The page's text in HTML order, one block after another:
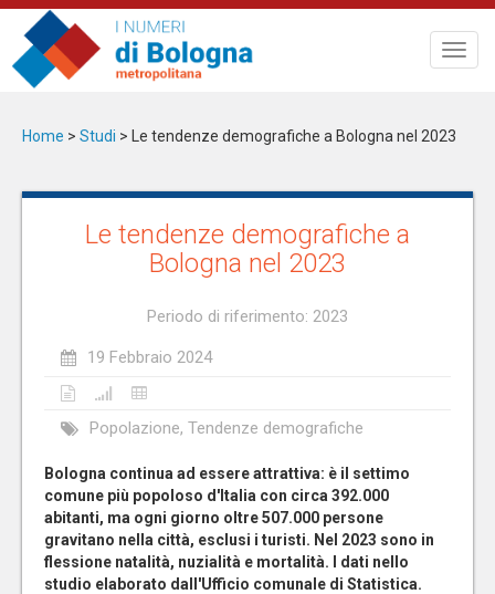
Salta
contenuto
principale
Home > Studi > Le tendenze demografiche a Bologna nel 2023
Le tendenze demografiche a
Bologna nel 2023
Periodo di riferimento: 2023
19 Febbraio 2024
Popolazione, Tendenze demografiche
Bologna continua ad essere attrattiva: è il settimo
comune più popoloso d'Italia con circa 392.000
abitanti, ma ogni giorno oltre 507.000 persone
gravitano nella città, esclusi i turisti. Nel 2023 sono in
flessione natalità, nuzialità e mortalità. I dati nello
studio elaborato dall'Ufficio comunale di Statistica.